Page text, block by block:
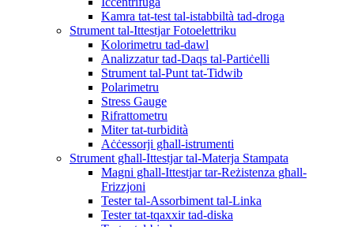
Kamra tat-test tal-istabbiltà tad-droga
Strument tal-Ittestjar Fotoelettriku
Kolorimetru tad-dawl
Analizzatur tad-Daqs tal-Partiċelli
Strument tal-Punt tat-Tidwib
Polarimetru
Stress Gauge
Rifrattometru
Miter tat-turbidità
Aċċessorji għall-istrumenti
Strument għall-Ittestjar tal-Materja Stampata
Magni għall-Ittestjar tar-Reżistenza għall-
Frizzjoni
Tester tal-Assorbiment tal-Linka
Tester tat-tqaxxir tad-diska